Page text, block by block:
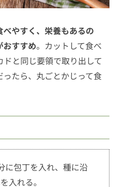
やすく、栄養もあるの
おすすめ。カットして食べ
と同じ要領で取り出して
たら、丸ごとかじって食
に包丁を入れ、種に沿
入れる。